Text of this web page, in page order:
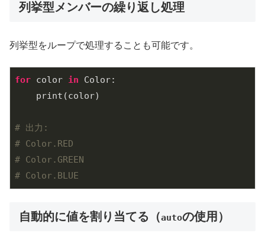
列挙型メンバーの繰り返し処理
列挙型をループで処理することも可能です。
for color in Color:
    print(color)
# 出力:
# Color.RED
# Color.GREEN
# Color.BLUE
自動的に値を割り当てる（autoの使用）